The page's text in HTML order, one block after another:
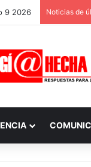
9 2026 Noticias de